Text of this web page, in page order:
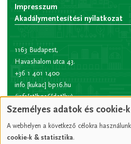
Impresszum
Akadálymentesítési nyilatkozat
1163 Budapest,
Havashalom utca 43.
+36 1 401 1400
info [kukac] bp16.hu
(info[at]bp16[dot]hu)
Hivatali kapu rövid
Személyes adatok és cookie-k
A webhelyen a következő célokra
cookie-k & statisztika.